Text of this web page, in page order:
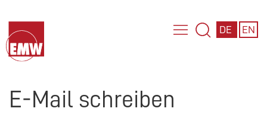
DE EN
E-Mail schreiben